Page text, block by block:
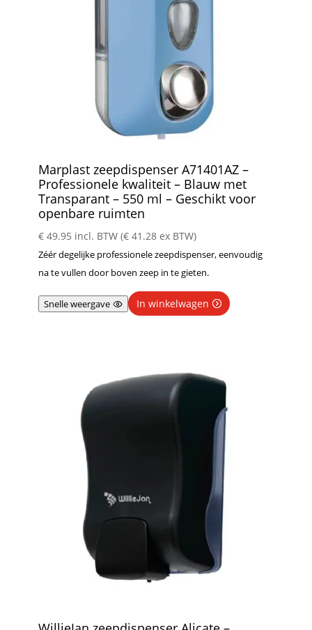
Marplast zeepdispenser A71401AZ –
Professionele kwaliteit – Blauw met
Transparant – 550 ml – Geschikt voor
openbare ruimten
€49.95 incl. BTW (€41.28ex BTW)
Zéér degelijke professionele zeepdispenser, eenvoudig
na te vullen door boven zeep in te gieten.
Snelle weergave In winkelwagen